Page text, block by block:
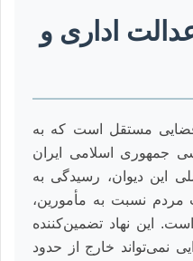
اداری و
قضایی مستقل است که به
اساسی جمهوری اسلامی ایران
این دیوان، رسیدگی به
مردم نسبت به مأمورین،
این نهاد تضمین‌کننده
نمی‌تواند خارج از حدود